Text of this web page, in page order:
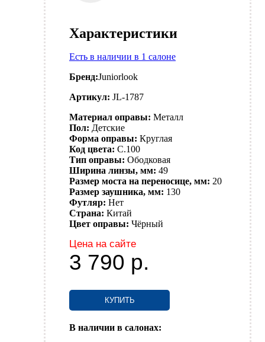
Характеристики
Есть в наличии в 1 салоне
Бренд:Juniorlook
Артикул: JL-1787
Материал оправы: Металл
Пол: Детские
Форма оправы: Круглая
Код цвета: C.100
Тип оправы: Ободковая
Ширина линзы, мм: 49
Размер моста на переносице, мм: 20
Размер заушника, мм: 130
Футляр: Нет
Страна: Китай
Цвет оправы: Чёрный
Цена на сайте
3 790 р.
КУПИТЬ
В наличии в салонах: